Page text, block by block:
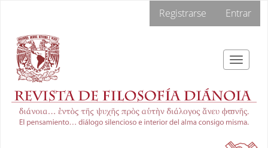
Contenido
principal
Barra
lateral
Registrarse Entrar
Toggle